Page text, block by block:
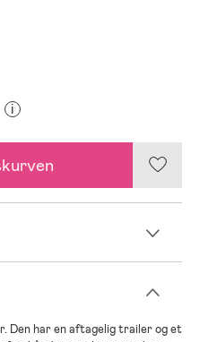
i
Den har en aftagelig trailer og et